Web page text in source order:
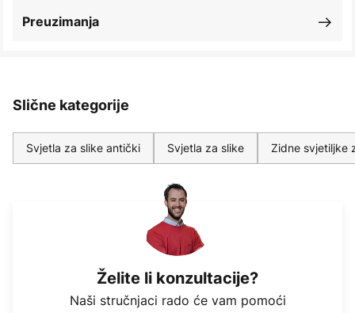
Preuzimanja
Slične kategorije
Svjetla za slike antički Svjetla za slike Zidne svjetiljke
Želite li konzultacije?
Naši stručnjaci rado će vam pomoći